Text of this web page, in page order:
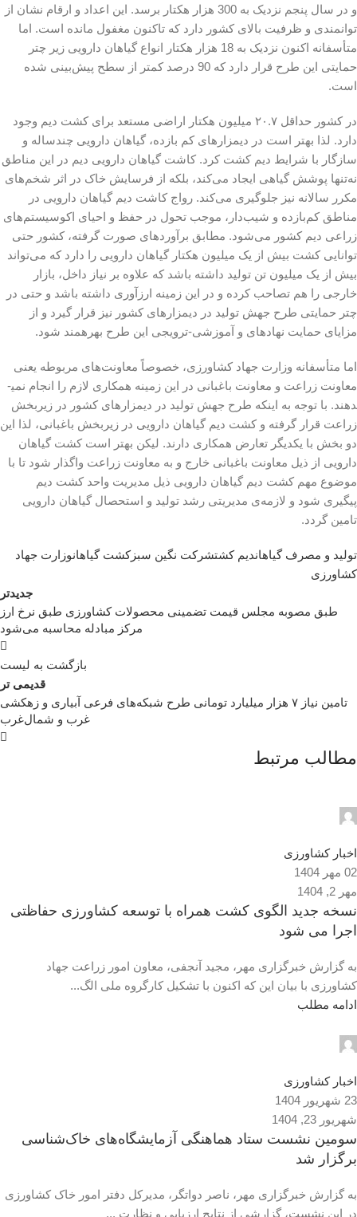
و در سال پنجم نزدیک به 300 هزار هکتار برسد. این اعداد و ارقام نشان از
توانمندی و ظرفیت بالای کشور دارد که تاکنون مغفول مانده است. اما
متأسفانه اکنون نزدیک به 18 هزار هکتار انواع گیاهان دارویی زیر چتر
حمایتی این طرح قرار دارد که 90 درصد کمتر از سطح پیش‌بینی شده
است.
در کشور حداقل ۲۰.۷ میلیون هکتار اراضی مستعد برای کشت دیم وجود
دارد. لذا بهتر است در دیم­زارهای کم بازده، گیاهان دارویی چندساله و
سازگار با شرایط دیم کشت کرد. کاشت گیاهان دارویی دیم در این مناطق
نه‌تنها پوشش گیاهی ایجاد می‌کند، بلکه از فرسایش خاک در اثر شخم‌های
مکرر سالانه نیز جلوگیری می‌کند. رواج کاشت دیم گیاهان دارویی در
مناطق کم‌بازده و شیب‌دار، موجب تحول در حفظ و احیای اکوسیستم‌های
زراعی دیم کشور می‌شود. مطابق برآوردهای صورت گرفته، کشور حتی
توانایی کشت بیش از یک میلیون هکتار گیاهان دارویی را دارد که می­‌تواند
بیش از یک میلیون تن تولید داشته باشد که علاوه بر نیاز داخل، بازار
خارجی را هم تصاحب کرده و در این زمینه ارز­آوری داشته باشد و حتی در
چتر حمایتی طرح جهش تولید در دیمزار­های کشور نیز قرار گیرد و از
مزایای حمایت نهاده­ای و آموزشی-ترویجی این طرح بهره­مند شود.
اما متأسفانه وزارت جهاد کشاورزی، خصوصاً معاونت‌های مربوطه یعنی
معاونت زراعت و معاونت باغبانی در این زمینه همکاری لازم را انجام نمی­
دهند. با توجه به اینکه طرح جهش تولید در دیمزارهای کشور در زیربخش
زراعت قرار گرفته و کشت دیم گیاهان دارویی در زیربخش باغبانی، لذا این
دو بخش با یکدیگر تعارض همکاری دارند. لیکن بهتر است کشت گیاهان
دارویی از ذیل معاونت باغبانی خارج و به معاونت زراعت واگذار شود تا با
موضوع مهم کشت دیم گیاهان دارویی ذیل مدیریت واحد کشت دیم
پیگیری شود و لازمه‌ی مدیریتی رشد تولید و استحصال گیاهان دارویی
تامین گردد.
تولید و مصرف گیاهاندیم کشتشرکت نگین سبزکشت گیاهانوزارت جهاد
کشاورزی
جدیدتر
طبق مصوبه مجلس قیمت تضمینی محصولات کشاورزی طبق نرخ ارز
مرکز مبادله محاسبه می‌شود
بازگشت به لیست
قدیمی تر
تامین نیاز ۷ هزار میلیارد تومانی طرح شبکه‌های فرعی آبیاری و زهکشی
غرب و شمال‌غرب
مطالب مرتبط
اخبار کشاورزی
02 مهر 1404
مهر 2, 1404
نسخه جدید الگوی کشت همراه با توسعه کشاورزی حفاظتی
اجرا می شود
به گزارش خبرگزاری مهر، مجید آنجفی، معاون امور زراعت جهاد
کشاورزی با بیان این که اکنون با تشکیل کارگروه ملی الگ...
ادامه مطلب
اخبار کشاورزی
23 شهریور 1404
شهریور 23, 1404
سومین نشست ستاد هماهنگی آزمایشگاه‌های خاک‌شناسی
برگزار شد
به گزارش خبرگزاری مهر، ناصر دواتگر، مدیرکل دفتر امور خاک کشاورزی
در این نشست، گزارشی از نتایج ارزیابی و نظارت ...